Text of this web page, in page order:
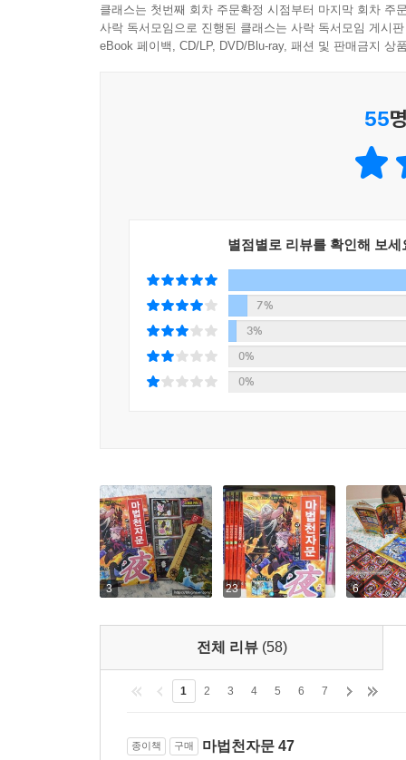
클래스는 첫번째 회차 주문확정 시점부터 마지막 회차 주
사락 독서모임으로 진행된 클래스는 사락 독서모임 게시
eBook 페이백, CD/LP, DVD/Blu-ray, 패션 및 판매금지 상
55
별점별로 리뷰를 확인해 보세
7%
3%
0%
0%
3 23 6
전체 리뷰 (58)
1 2 3 4 5 6 7
종이책 구매 마법천자문 47